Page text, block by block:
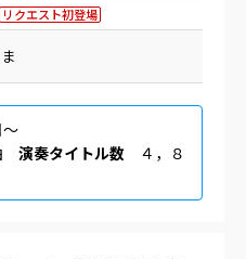
リクエスト初登場
演奏タイトル数 ４，８